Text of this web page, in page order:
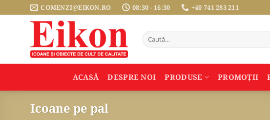
la
COMENZI@EIKON.RO 08:30 - 16:30 +40 741 283 211
Caută
după:
ACASĂ DESPRE NOI PRODUSE PROMOŢII
Icoane pe pal